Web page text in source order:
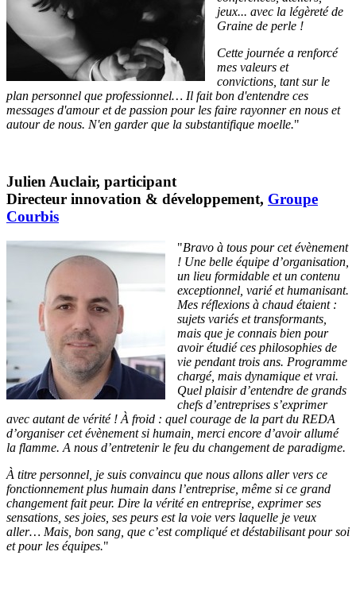
jeux... avec la légèreté de
Graine de perle !
Cette journée a renforcé
mes valeurs et
convictions, tant sur le
plan personnel que professionnel… Il fait bon d'entendre ces
messages d'amour et de passion pour les faire rayonner en nous et
autour de nous. N'en garder que la substantifique moelle."
Julien Auclair, participant
Directeur innovation & développement, Groupe
Courbis
"Bravo à tous pour cet évènement
! Une belle équipe d’organisation,
un lieu formidable et un contenu
exceptionnel, varié et humanisant.
Mes réflexions à chaud étaient :
sujets variés et transformants,
mais que je connais bien pour
avoir étudié ces philosophies de
vie pendant trois ans. Programme
chargé, mais dynamique et vrai.
Quel plaisir d’entendre de grands
chefs d’entreprises s’exprimer
avec autant de vérité ! À froid : quel courage de la part du REDA
d’organiser cet évènement si humain, merci encore d’avoir allumé
la flamme. A nous d’entretenir le feu du changement de paradigme.
À titre personnel, je suis convaincu que nous allons aller vers ce
fonctionnement plus humain dans l’entreprise, même si ce grand
changement fait peur. Dire la vérité en entreprise, exprimer ses
sensations, ses joies, ses peurs est la voie vers laquelle je veux
aller… Mais, bon sang, que c’est compliqué et déstabilisant pour soi
et pour les équipes."